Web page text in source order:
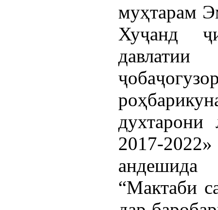
муҳтарам
Хуҷанд
духтарони
2017-
андешида
“Мактаби